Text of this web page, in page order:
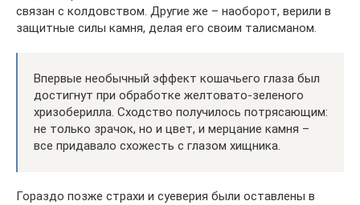
связан с колдовством. Другие же – наоборот, верили в
защитные силы камня, делая его своим талисманом.
Впервые необычный эффект кошачьего глаза был
достигнут при обработке желтовато-зеленого
хризоберилла. Сходство получилось потрясающим:
не только зрачок, но и цвет, и мерцание камня –
все придавало схожесть с глазом хищника.
Гораздо позже страхи и суеверия были оставлены в